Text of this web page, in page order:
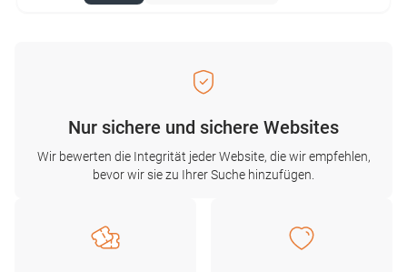
Nur sichere und sichere Websites
Wir bewerten die Integrität jeder Website, die wir empfehlen,
bevor wir sie zu Ihrer Suche hinzufügen.